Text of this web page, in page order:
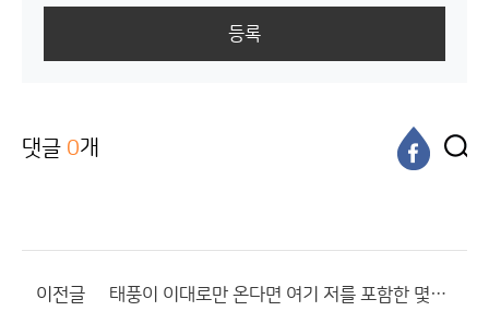
등록
댓글 0개
이전글 태풍이 이대로만 온다면 여기 저를 포함한 몇몇분들이....